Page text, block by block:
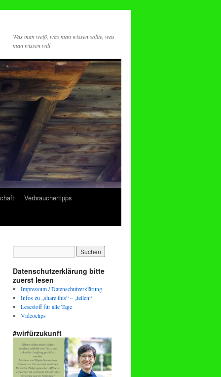
Was man weiß, was man wissen sollte, was
man wissen will
Verbrauchertipps
Datenschutzerklärung bitte
zuerst lesen
Impressum / Datenschutzerklärung
Infos zu „share this“ – „teilen“
Lesestoff für alle Tage
Videoclips
#wirfürzukunft